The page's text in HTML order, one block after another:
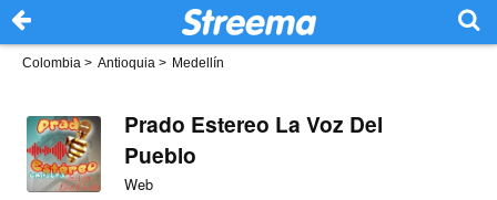
Colombia > Antioquia > Medellín
Prado Estereo La Voz Del
Pueblo
Web